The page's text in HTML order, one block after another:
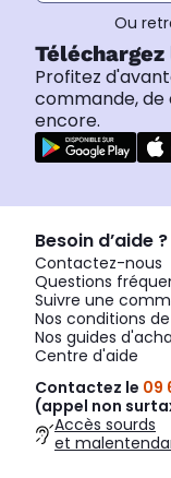
Ou
Profitez
commande, de
encore.
Besoin d’aide ?
Contactez-nous
Questions
Suivre une
Nos conditions
Nos guides
Centre d'aide
Contactez le 09
(appel non
Accès sourds
et